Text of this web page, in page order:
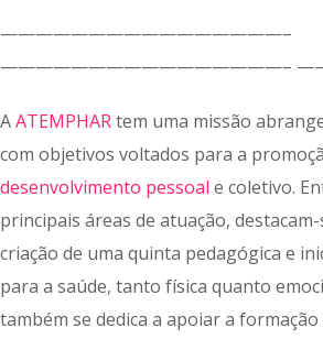
————————————————–
————————————————–
AATEMPHARtem uma missão
com objetivos voltados para a
desenvolvimento pessoal e coletivo.
principais áreas de atuação,
criação de uma quinta pedagógica e
para a saúde, tanto física quanto
também se dedica a apoiar a formação